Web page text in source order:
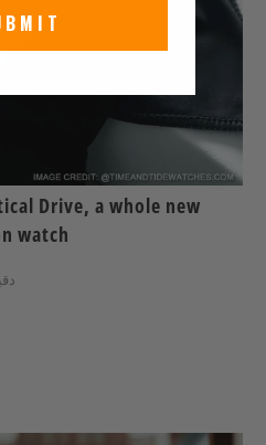
Drive, a whole new
watch
6